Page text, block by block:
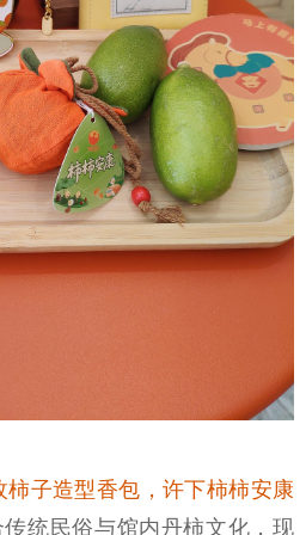
柿子造型香包，许下柿柿安康
统民俗与馆内丹柿文化，现